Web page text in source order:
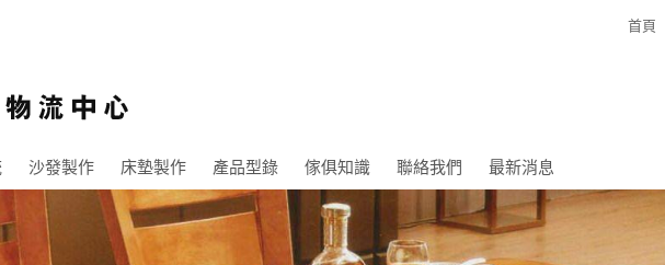
首頁
沙發製作 床墊製作 產品型錄 傢俱知識 聯絡我們 最新消息